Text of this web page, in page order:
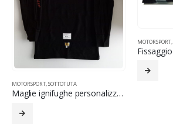
MOTORSPORT ACCESSORI TECNICI
Fissaggio chiave a croce
MOTORSPORT
GRID
Toorace srl